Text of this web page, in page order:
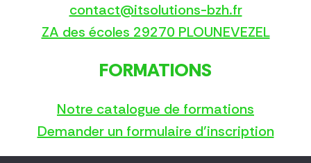
contact@itsolutions-bzh.fr
ZA des écoles 29270 PLOUNEVEZEL
FORMATIONS
Notre catalogue de formations
Demander un formulaire d’inscription